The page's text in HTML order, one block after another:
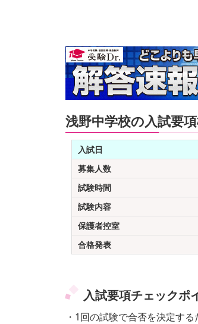
浅野中学校の入試要
入試日
募集人数
試験時間
試験内容
保護者控室
合格発表
入試要項チェックポ
・1回の試験で合否を決定す